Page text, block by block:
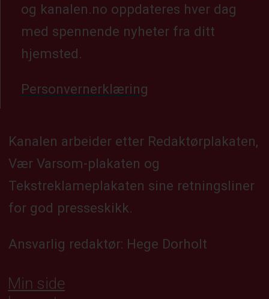
og kanalen.no oppdateres hver dag
med spennende nyheter fra ditt
hjemsted.
Personvernerklæring
Kanalen arbeider etter Redaktørplakaten,
Vær Varsom-plakaten og
Tekstreklameplakaten sine retningsliner
for god presseskikk.
Ansvarlig redaktør: Hege Dorholt
Min side